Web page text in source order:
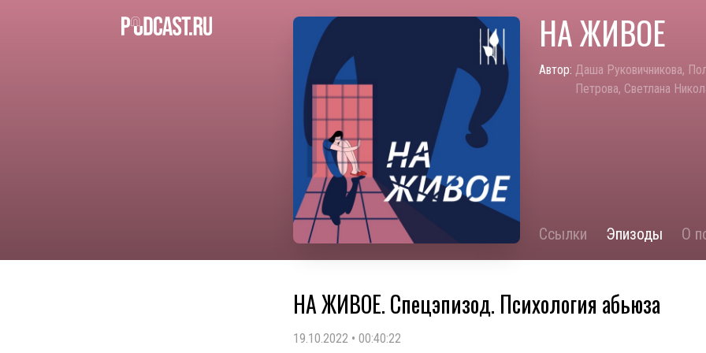
НА ЖИВОЕ
Автор: Даша Руковичникова,
Петрова, Светлана
Ссылки Эпизоды О
НА ЖИВОЕ. Спецэпизод. Психология абьюза
19.10.2022 • 00:40:22